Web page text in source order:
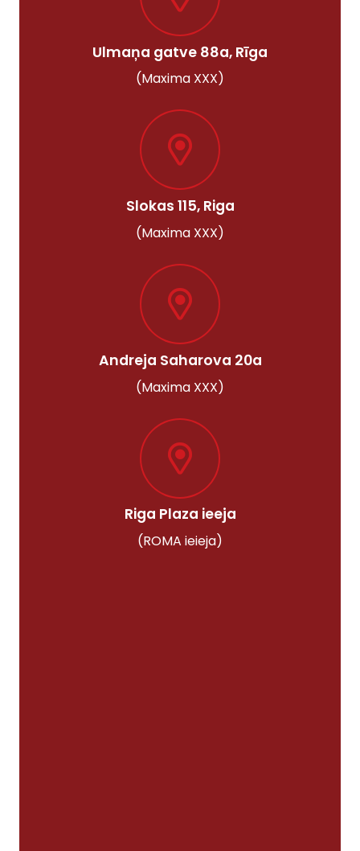
Ulmaņa gatve 88a, Rīga
(Maxima XXX)
Slokas 115, Riga
(Maxima XXX)
Andreja Saharova 20a
(Maxima XXX)
Riga Plaza ieeja
(ROMA ieieja)